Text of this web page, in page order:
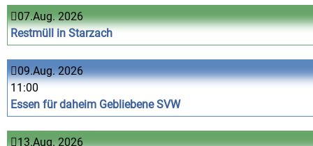
07.Aug. 2026
Restmüll in Starzach
09.Aug. 2026
11:00
Essen für daheim Gebliebene SVW
13.Aug. 2026